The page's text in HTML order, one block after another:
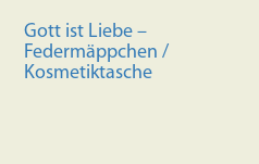
Gott ist Liebe –
Federmäppchen /
Kosmetiktasche